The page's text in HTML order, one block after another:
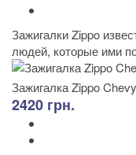
Зажигалки Zippo
людей, которые ими
Зажигалка Zippo
2420 грн.